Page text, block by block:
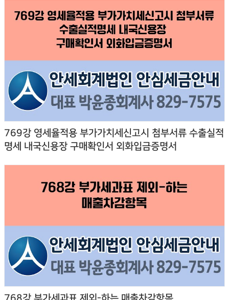
769강 영세율적용 부가가치세신고시 첨부서류 수출실적
명세 내국신용장 구매확인서 외화입금증명서